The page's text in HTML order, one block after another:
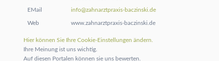
EMail info@zahnarztpraxis-baczinski.de
Web www.zahnarztpraxis-baczinski.de
Hier können Sie Ihre Cookie-Einstellungen ändern.
Ihre Meinung ist uns wichtig.
Auf diesen Portalen können sie uns bewerten.